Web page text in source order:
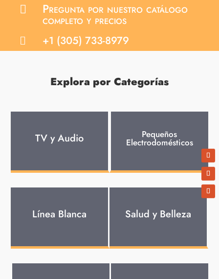
 Pregunta por nuestro catálogo
completo y precios
 +1 (305) 733-8979
Explora por Categorías
TV y Audio Pequeños
Electrodomésticos
Línea Blanca Salud y Belleza